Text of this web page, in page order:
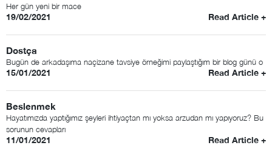
Her gün yeni bir mace
19/02/2021 Read Article +
Dostça
Bugün de arkadaşıma naçizane tavsiye örneğimi paylaştığım bir blog günü o
15/01/2021 Read Article +
Beslenmek
Hayatımızda yaptığımız şeyleri ihtiyaçtan mı yoksa arzudan mı yapıyoruz? Bu
sorunun cevapları
11/01/2021 Read Article +